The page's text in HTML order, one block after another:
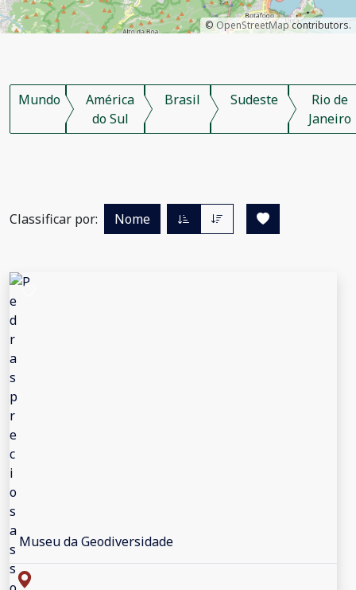
© OpenStreetMapcontributors.
Mundo
América
do Sul
Brasil Sudeste
Rio de
Janeiro
Classificar por: Nome
Museu da Geodiversidade